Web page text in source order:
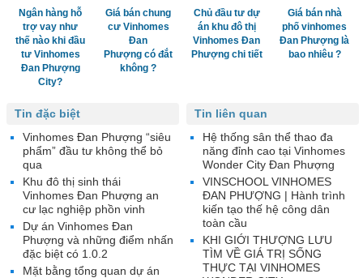
Ngân hàng hỗ
trợ vay như
thế nào khi đầu
tư Vinhomes
Đan Phượng
City?
Giá bán chung
cư Vinhomes
Đan
Phượng có đắt
không ?
Chủ đầu tư dự
án khu đô thị
Vinhomes Đan
Phượng chi tiết
Giá bán nhà
phố vinhomes
Đan Phượng là
bao nhiêu ?
Tin liên quan
Hệ thống sân thể thao đa
năng đỉnh cao tại Vinhomes
Wonder City Đan Phượng
VINSCHOOL VINHOMES
ĐAN PHƯỢNG | Hành trình
kiến tạo thế hệ công dân
toàn cầu
KHI GIỚI THƯỢNG LƯU
TÌM VỀ GIÁ TRỊ SỐNG
THỰC TẠI VINHOMES
Tin đặc biệt
Vinhomes Đan Phượng “siêu
phẩm” đầu tư không thể bỏ
qua
Khu đô thị sinh thái
Vinhomes Đan Phượng an
cư lạc nghiệp phồn vinh
Dự án Vinhomes Đan
Phượng và những điểm nhấn
đặc biệt có 1.0.2
Mặt bằng tổng quan dự án